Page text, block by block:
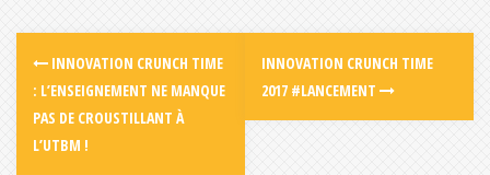
INNOVATION CRUNCH TIME
: L’ENSEIGNEMENT NE MANQUE
PAS DE CROUSTILLANT À
L’UTBM !
INNOVATION CRUNCH TIME
2017 #LANCEMENT